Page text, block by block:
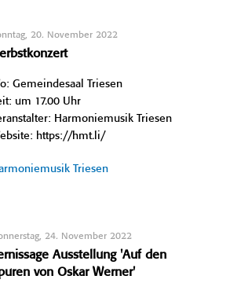
20. November 2022
Gemeindesaal Triesen
um 17.00 Uhr
Harmoniemusik Triesen
https://hmt.li/
Triesen
24. November 2022
Ausstellung 'Auf den
von Oskar Werner'